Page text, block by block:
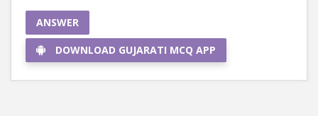
ANSWER
DOWNLOAD GUJARATI MCQ APP